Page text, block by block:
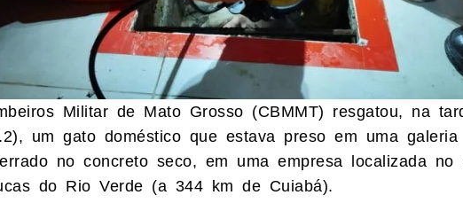
Militar de Mato Grosso (CBMMT) resgatou, na
um gato doméstico que estava preso em uma
no concreto seco, em uma empresa localizada no
do Rio Verde (a 344 km de Cuiabá).